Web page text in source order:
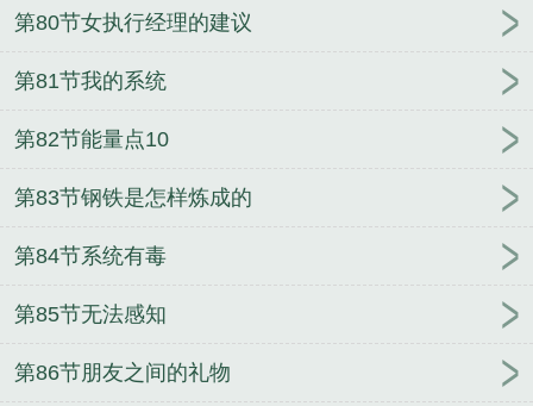
第80节女执行经理的建议
第81节我的系统
第82节能量点10
第83节钢铁是怎样炼成的
第84节系统有毒
第85节无法感知
第86节朋友之间的礼物